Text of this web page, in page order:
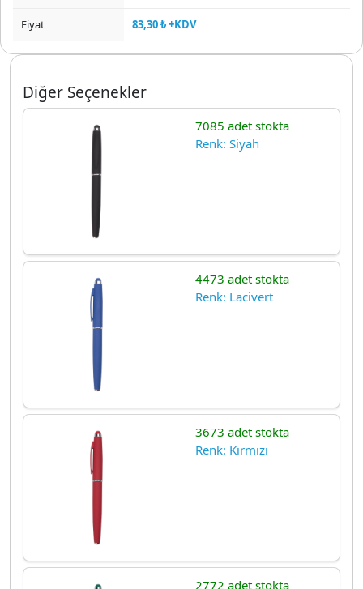
Fiyat 83,30 ₺ +KDV
Diğer Seçenekler
7085 adet stokta
Renk: Siyah
4473 adet stokta
Renk: Lacivert
3673 adet stokta
Renk: Kırmızı
2772 adet stokta